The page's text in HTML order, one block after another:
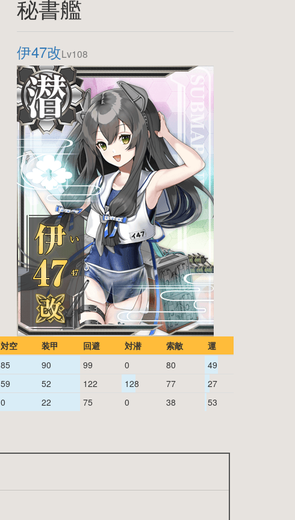
秘書艦
伊47改Lv108
対空 装甲 回避 対潜 索敵
運
85 90 99 0 80
49
59 52 122 128 77
27
0 22 75 0 38 53